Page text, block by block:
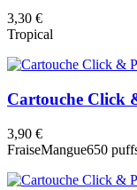
3,30 €
Tropical
Cartouche Click
3,90 €
FraiseMangue650